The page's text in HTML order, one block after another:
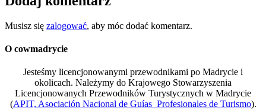
Musisz się zalogować, aby móc dodać komentarz.
O cowmadrycie
Jesteśmy licencjonowanymi przewodnikami po Madrycie i
okolicach. Należymy do Krajowego Stowarzyszenia
Licencjonowanych Przewodników Turystycznych w Madrycie
(APIT, Asociación Nacional de Guías Profesionales de Turismo).